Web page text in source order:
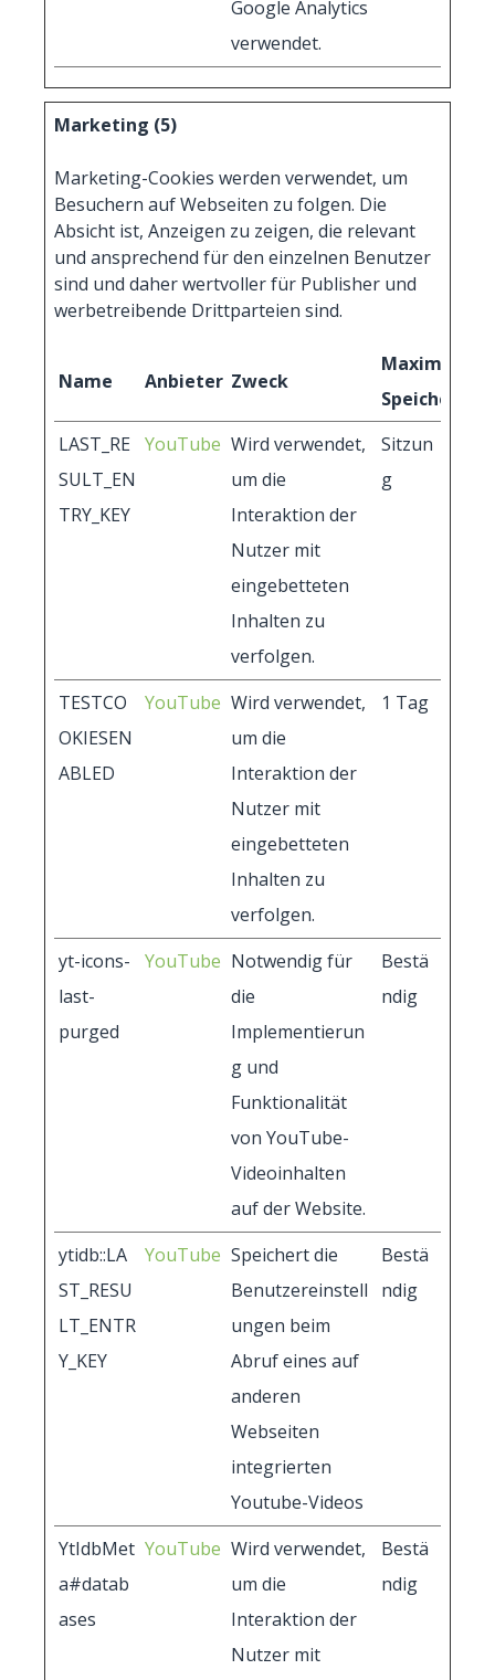
Google Analytics
verwendet.
Marketing (5)
Marketing-Cookies werden verwendet, um
Besuchern auf Webseiten zu folgen. Die
Absicht ist, Anzeigen zu zeigen, die relevant
und ansprechend für den einzelnen Benutzer
sind und daher wertvoller für Publisher und
werbetreibende Drittparteien sind.
Name Anbieter Zweck
Maximale
LAST_RE
SULT_EN
TRY_KEY
YouTube Wird verwendet,
um die
Interaktion der
Nutzer mit
eingebetteten
Inhalten zu
verfolgen.
Sitzun
g
TESTCO
OKIESEN
ABLED
YouTube Wird verwendet,
um die
Interaktion der
Nutzer mit
eingebetteten
Inhalten zu
verfolgen.
1 Tag
yt-icons-
last-
purged
YouTube Notwendig für
die
Implementierun
g und
Funktionalität
von YouTube-
Videoinhalten
auf der Website.
Bestä
ndig
ytidb::LA
ST_RESU
LT_ENTR
Y_KEY
YouTube Speichert die
Benutzereinstell
ungen beim
Abruf eines auf
anderen
Webseiten
integrierten
Youtube-Videos
Bestä
ndig
YtIdbMet
a#datab
ases
YouTube Wird verwendet,
um die
Interaktion der
Nutzer mit
Bestä
ndig